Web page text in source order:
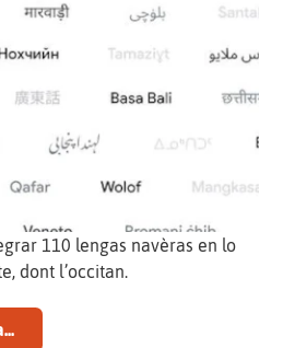
110 lengas navèras en lo
dont l’occitan.